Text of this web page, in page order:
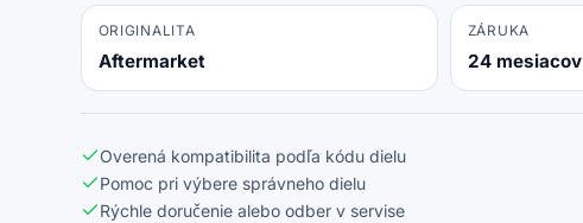
ORIGINALITA
Aftermarket
ZÁRUKA
24 mesiacov
Overená kompatibilita podľa kódu dielu
Pomoc pri výbere správneho dielu
Rýchle doručenie alebo odber v servise